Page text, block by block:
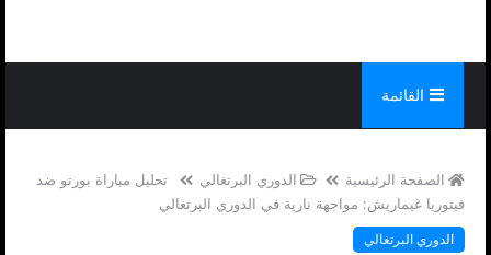
القائمة
الصفحة الرئيسية الدوري البرتغالي
تحليل مباراة بورتو ضد
فيتوريا غيماريش: مواجهة نارية في الدوري البرتغالي
الدوري البرتغالي